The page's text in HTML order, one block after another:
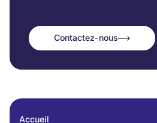
Contactez-nous
Contactez-nous
Accueil